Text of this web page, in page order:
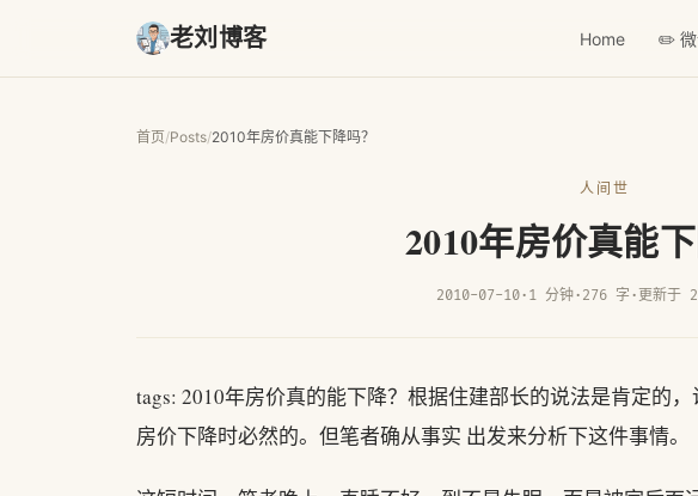
老刘博客 Home ✏️ 微
首页/Posts/2010年房价真能下降吗？
人间世
2010年房价真能下
2010-07-10· 1 分钟· 276 字 · 更新于
tags: 2010年房价真的能下降？根据住建部长的说法是肯定的
房价下降时必然的。但笔者确从事实 出发来分析下这件事情。